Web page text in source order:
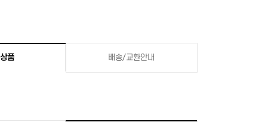
품 배송/교환안내